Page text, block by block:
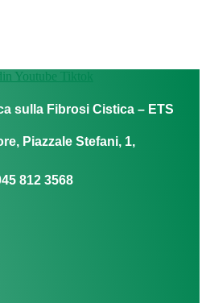
Youtube Tiktok
sulla Fibrosi Cistica – ETS
Piazzale Stefani, 1,
812 3568